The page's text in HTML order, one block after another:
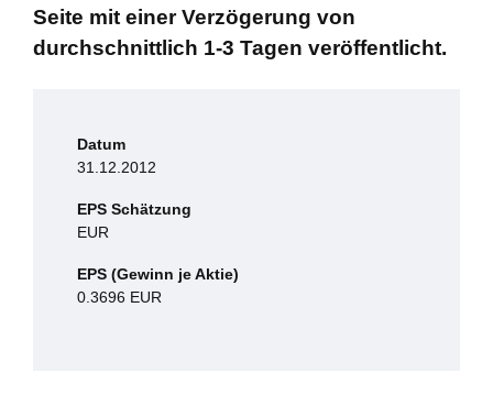
Seite mit einer Verzögerung von
durchschnittlich 1-3 Tagen veröffentlicht.
Datum
31.12.2012
EPS Schätzung
EUR
EPS (Gewinn je Aktie)
0.3696 EUR